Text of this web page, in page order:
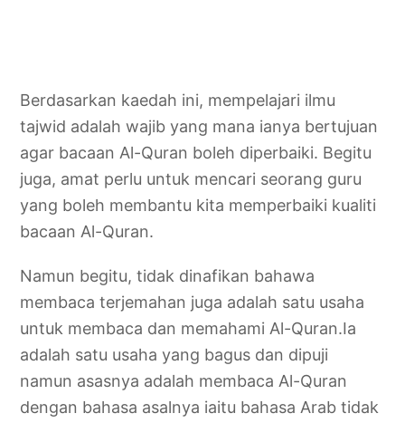
Berdasarkan kaedah ini, mempelajari ilmu
tajwid adalah wajib yang mana ianya bertujuan
agar bacaan Al-Quran boleh diperbaiki. Begitu
juga, amat perlu untuk mencari seorang guru
yang boleh membantu kita memperbaiki kualiti
bacaan Al-Quran.
Namun begitu, tidak dinafikan bahawa
membaca terjemahan juga adalah satu usaha
untuk membaca dan memahami Al-Quran.Ia
adalah satu usaha yang bagus dan dipuji
namun asasnya adalah membaca Al-Quran
dengan bahasa asalnya iaitu bahasa Arab tidak